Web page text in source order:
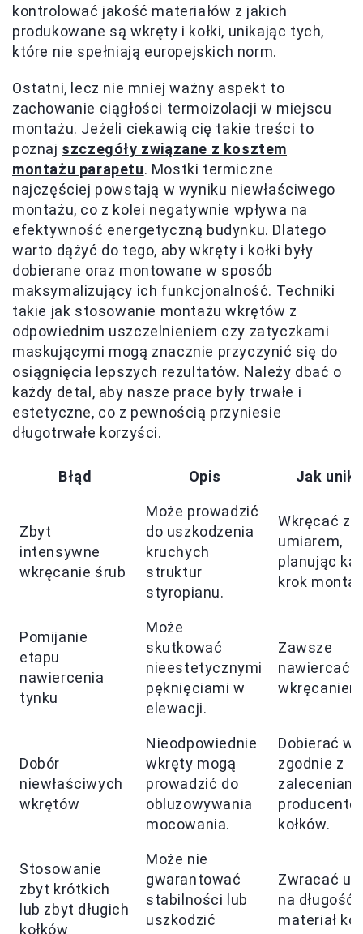
kontrolować jakość materiałów z jakich
produkowane są wkręty i kołki, unikając tych,
które nie spełniają europejskich norm.
Ostatni, lecz nie mniej ważny aspekt to
zachowanie ciągłości termoizolacji w miejscu
montażu. Jeżeli ciekawią cię takie treści to
poznaj szczegóły związane z kosztem
montażu parapetu. Mostki termiczne
najczęściej powstają w wyniku niewłaściwego
montażu, co z kolei negatywnie wpływa na
efektywność energetyczną budynku. Dlatego
warto dążyć do tego, aby wkręty i kołki były
dobierane oraz montowane w sposób
maksymalizujący ich funkcjonalność. Techniki
takie jak stosowanie montażu wkrętów z
odpowiednim uszczelnieniem czy zatyczkami
maskującymi mogą znacznie przyczynić się do
osiągnięcia lepszych rezultatów. Należy dbać o
każdy detal, aby nasze prace były trwałe i
estetyczne, co z pewnością przyniesie
długotrwałe korzyści.
Błąd Opis Jak
Zbyt
intensywne
wkręcanie śrub
Może prowadzić
do uszkodzenia
kruchych
struktur
styropianu.
Wkręcać z
umiarem,
planując
krok
Pomijanie
etapu
nawiercenia
tynku
Może
skutkować
nieestetycznymi
pęknięciami w
elewacji.
Zawsze
nawiercać
Dobór
niewłaściwych
wkrętów
Nieodpowiednie
wkręty mogą
prowadzić do
obluzowywania
mocowania.
Dobierać
zgodnie z
zaleceniami
kołków.
Stosowanie
zbyt krótkich
lub zbyt długich
kołków
Może nie
gwarantować
stabilności lub
uszkodzić
Zwracać
na długość i
materiał